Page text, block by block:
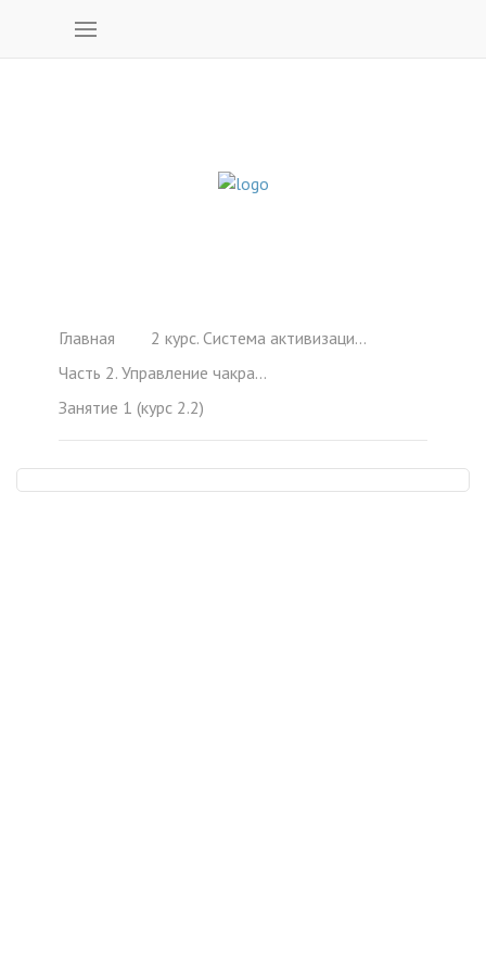
Главная
2 курс. Система активизации чакр (1-6)
Часть 2. Управление чакрами. Чакры и мантры. Работа со звуком (1-6)
Занятие 1 (курс 2.2)